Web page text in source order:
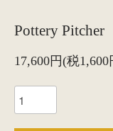
Pottery Pitcher
17,600円(税1,600